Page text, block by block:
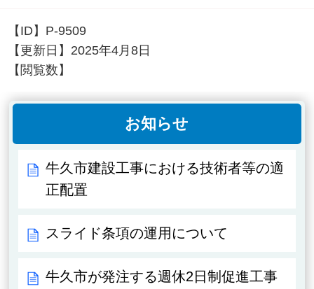
【ID】 P-9509
【更新日】 2025年4月8日
【閲覧数】
お知らせ
牛久市建設工事における技術者等の適
正配置
スライド条項の運用について
牛久市が発注する週休2日制促進工事